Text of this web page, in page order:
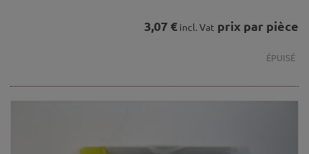
3,07 € incl. Vat prix par pièce
ÉPUISÉ